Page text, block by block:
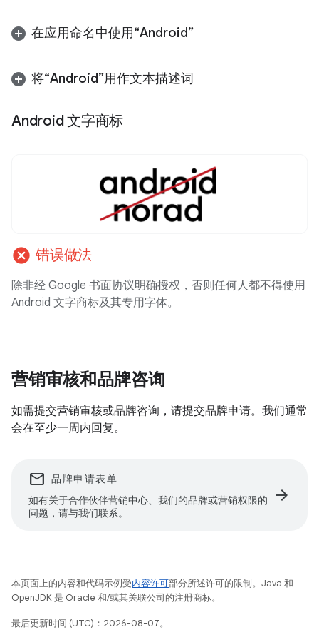
在应用命名中使用“Android”
将“Android”用作文本描述词
Android 文字商标
cancel 错误做法
除非经 Google 书面协议明确授权，否则任何人都不得使用
Android 文字商标及其专用字体。
营销审核和品牌咨询
如需提交营销审核或品牌咨询，请提交品牌申请。我们通常
会在至少一周内回复。
email 品牌申请表单
如有关于合作伙伴营销中心、我们的品牌或营销权限的
问题，请与我们联系。
arrow_forward
本页面上的内容和代码示例受内容许可部分所述许可的限制。Java 和
OpenJDK 是 Oracle 和/或其关联公司的注册商标。
最后更新时间 (UTC)：2026-08-07。